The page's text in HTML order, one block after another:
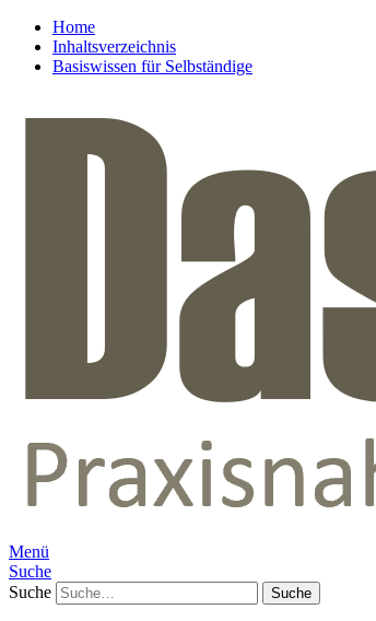
Home
Inhaltsverzeichnis
Basiswissen für Selbständige
Menü
Suche
Suche